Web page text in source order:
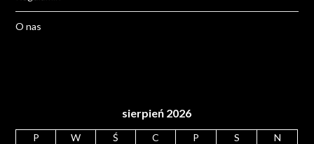
O nas
sierpień 2026
P W Ś C P S
N